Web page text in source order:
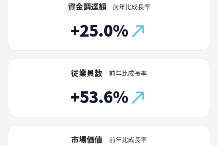
資金調達額
+25.0%
前年比成長率
従業員数
+53.6%
前年比成長率
市場価値 前年比成長率